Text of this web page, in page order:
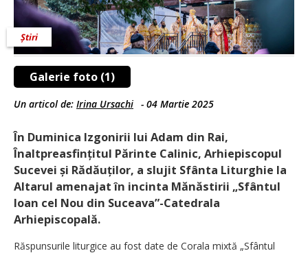
Galerie foto (1)
Știri
Un articol de: Irina Ursachi - 04 Martie 2025
În Duminica Izgonirii lui Adam din Rai,
Înaltpreasfințitul Părinte Calinic, Arhiepiscopul
Sucevei și Rădăuților, a slujit Sfânta Liturghie la
Altarul amenajat în incinta Mănăstirii „Sfântul
Ioan cel Nou din Suceava”-Catedrala
Arhiepiscopală.
Răspunsurile liturgice au fost date de Corala mixtă „Sfântul